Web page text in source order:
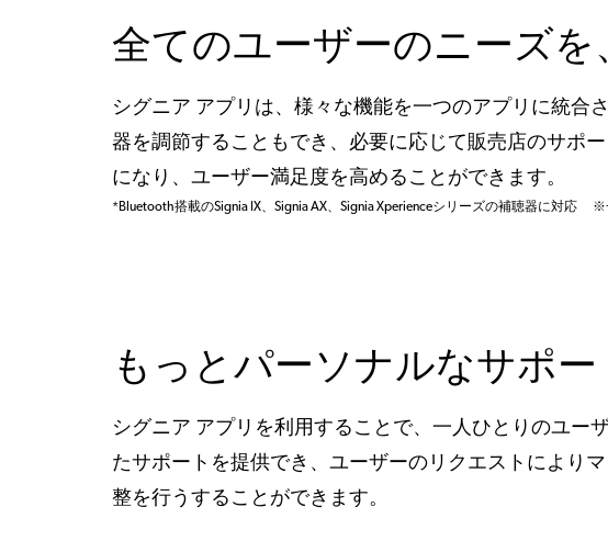
全てのユーザーのニーズ
シグニア アプリは、様々な機能を一つのアプリに統合
器を調節することもでき、必要に応じて販売店のサポ
になり、ユーザー満足度を高めることができます。
*Bluetooth搭載のSignia IX、Signia AX、Signia Xperienceシリーズの補聴器に対応
もっとパーソナルなサポー
シグニア アプリを利用することで、一人ひとりのユー
たサポートを提供でき、ユーザーのリクエストにより
整を行うすることができます。